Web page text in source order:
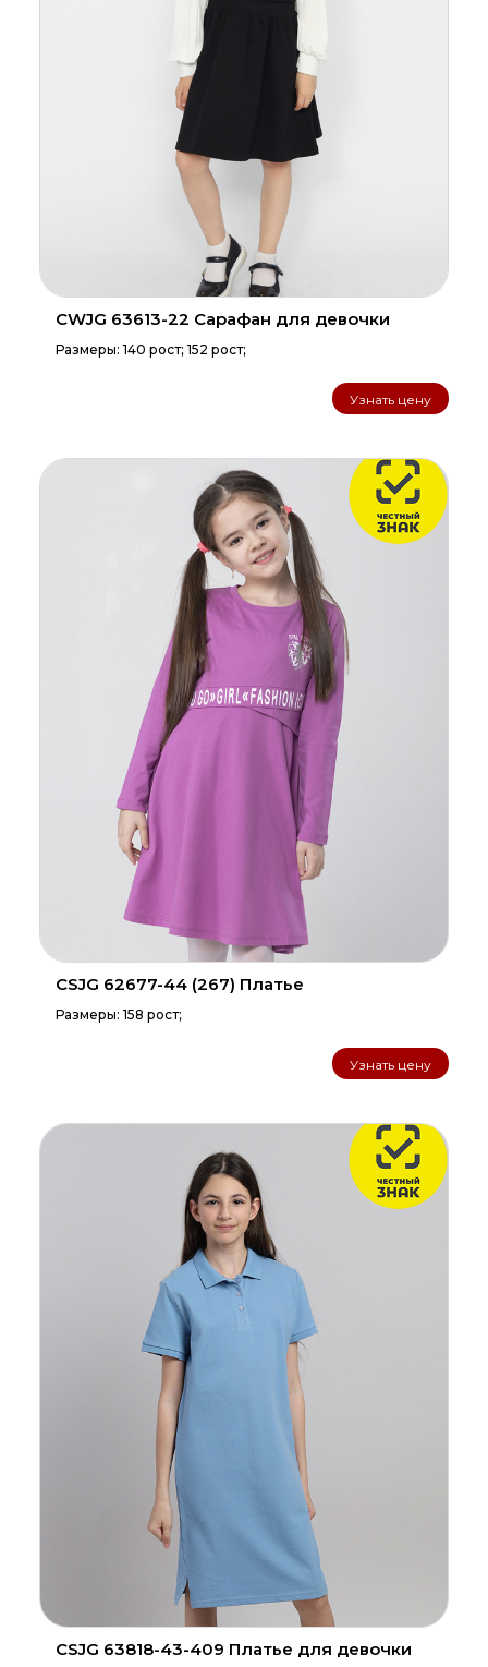
CWJG 63613-22 Сарафан для девочки
Размеры: 140 рост; 152 рост;
Узнать цену
CSJG 62677-44 (267) Платье
Размеры: 158 рост;
Узнать цену
CSJG 63818-43-409 Платье для девочки